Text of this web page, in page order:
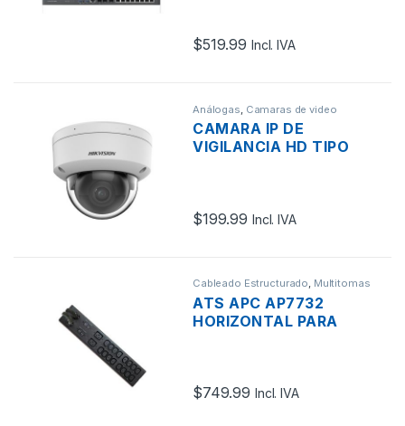
SFP LAN/WAN + 2
SESIONES
$519.99 Incl. IVA
Análogas Camaras de video
vigilancia y Grabadores
CAMARA IP DE
VIGILANCIA HD TIPO
NOCHE
$199.99 Incl. IVA
Cableado Estructurado, Multitomas
ATS APC AP7732
HORIZONTAL PARA
$749.99 Incl. IVA